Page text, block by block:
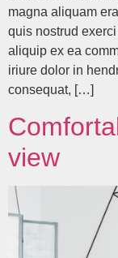
magna aliquam
quis nostrud
aliquip ex ea
iriure dolor in
consequat, […]
view